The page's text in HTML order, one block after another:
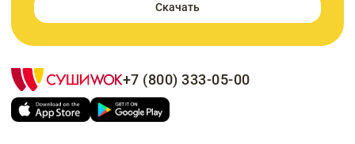
Скачать
+7 (800) 333-05-00